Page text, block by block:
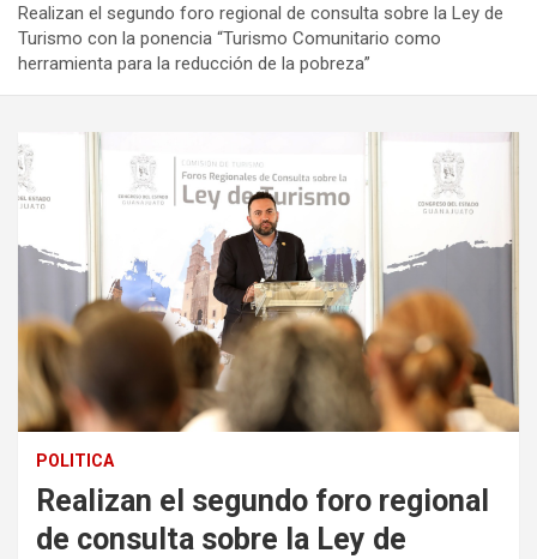
Realizan el segundo foro regional de consulta sobre la Ley de
Turismo con la ponencia “Turismo Comunitario como
herramienta para la reducción de la pobreza”
POLITICA
Realizan el segundo foro regional
de consulta sobre la Ley de